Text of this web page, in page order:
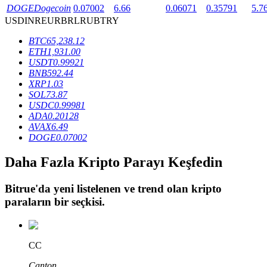
BTR Kilitleme
BTR sahiplerine özel yatırımlar
Kripto destekli borçlanma hizmeti
DOGEDogecoin 0.07002 6.66 0.06071 0.35791
USDINREURBRLRUBTRY
BTC65,238.12
ETH1,931.00
USDT0.99921
BNB592.44
XRP1.03
SOL73.87
USDC0.99981
ADA0.20128
AVAX6.49
DOGE0.07002
Daha Fazla Kripto Parayı Keşfedin
Bitrue'da yeni listelenen ve trend olan kripto
paraların bir seçkisi.
CC